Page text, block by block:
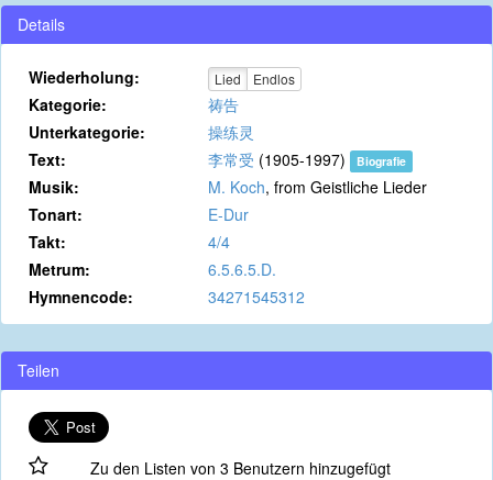
Details
Wiederholung: Lied Endlos
Kategorie:
祷告
Unterkategorie:
操练灵
Text:
李常受 (1905-1997) Biografie
Musik: M. Koch, from Geistliche Lieder
Tonart:
E-Dur
Takt:
4/4
Metrum:
6.5.6.5.D.
Hymnencode:
34271545312
Teilen
Zu den Listen von 3 Benutzern hinzugefügt